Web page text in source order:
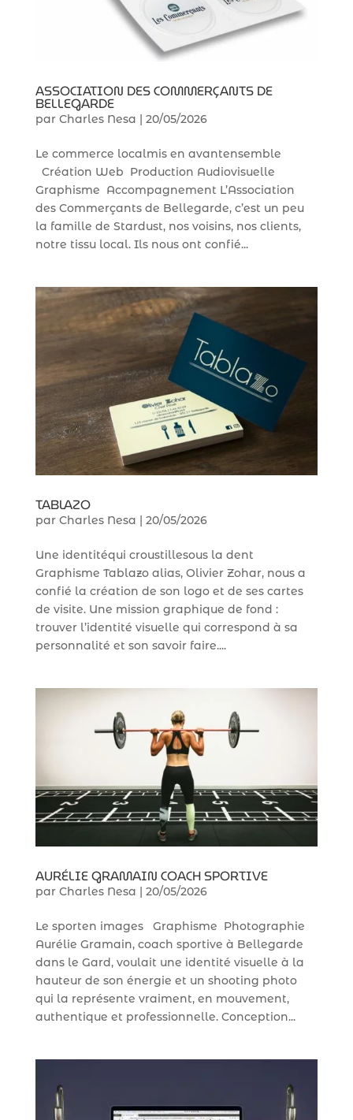
ASSOCIATION DES COMMERÇANTS DE
BELLEGARDE
par Charles Nesa | 20/05/2026
Le commerce localmis en avantensemble
Création Web Production Audiovisuelle
Graphisme Accompagnement L’Association
des Commerçants de Bellegarde, c’est un peu
la famille de Stardust, nos voisins, nos clients,
notre tissu local. Ils nous ont confié...
TABLAZO
par Charles Nesa | 20/05/2026
Une identitéqui croustillesous la dent
Graphisme Tablazo alias, Olivier Zohar, nous a
confié la création de son logo et de ses cartes
de visite. Une mission graphique de fond :
trouver l’identité visuelle qui correspond à sa
personnalité et son savoir faire....
AURÉLIE GRAMAIN COACH SPORTIVE
par Charles Nesa | 20/05/2026
Le sporten images Graphisme Photographie
Aurélie Gramain, coach sportive à Bellegarde
dans le Gard, voulait une identité visuelle à la
hauteur de son énergie et un shooting photo
qui la représente vraiment, en mouvement,
authentique et professionnelle. Conception...
Cerebro
Bonjour ! Je suis Cerebro, le super assistant de
Stardust Communication.
Comment puis-je vous aider ?